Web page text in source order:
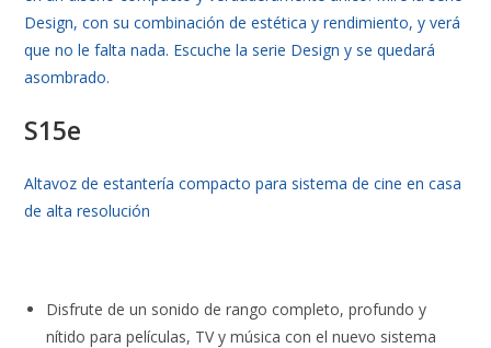
Design, con su combinación de estética y rendimiento, y verá
que no le falta nada. Escuche la serie Design y se quedará
asombrado.
S15e
Altavoz de estantería compacto para sistema de cine en casa
de alta resolución
Disfrute de un sonido de rango completo, profundo y
nítido para películas, TV y música con el nuevo sistema